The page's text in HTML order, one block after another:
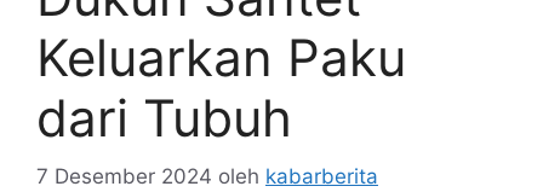
Keluarkan Paku
dari Tubuh
7 Desember 2024 oleh kabarberita